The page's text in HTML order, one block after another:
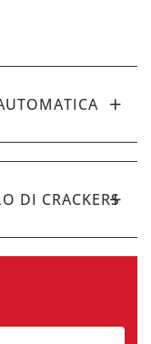
DI CRACKERS